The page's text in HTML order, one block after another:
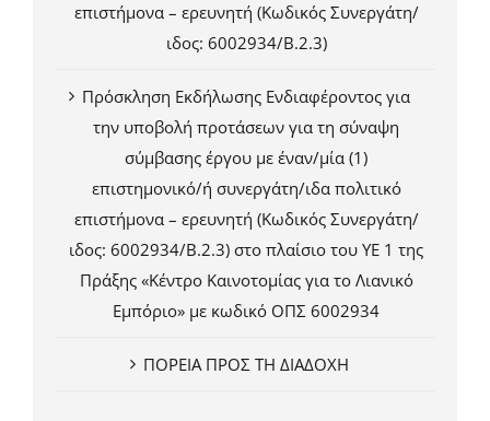
επιστήμονα – ερευνητή (Κωδικός Συνεργάτη/
ιδος: 6002934/Β.2.3)
Πρόσκληση Εκδήλωσης Ενδιαφέροντος για
την υποβολή προτάσεων για τη σύναψη
σύμβασης έργου με έναν/μία (1)
επιστημονικό/ή συνεργάτη/ιδα πολιτικό
επιστήμονα – ερευνητή (Κωδικός Συνεργάτη/
ιδος: 6002934/Β.2.3) στο πλαίσιο του ΥΕ 1 της
Πράξης «Κέντρο Καινοτομίας για το Λιανικό
Εμπόριο» με κωδικό ΟΠΣ 6002934
ΠΟΡΕΙΑ ΠΡΟΣ ΤΗ ΔΙΑΔΟΧΗ